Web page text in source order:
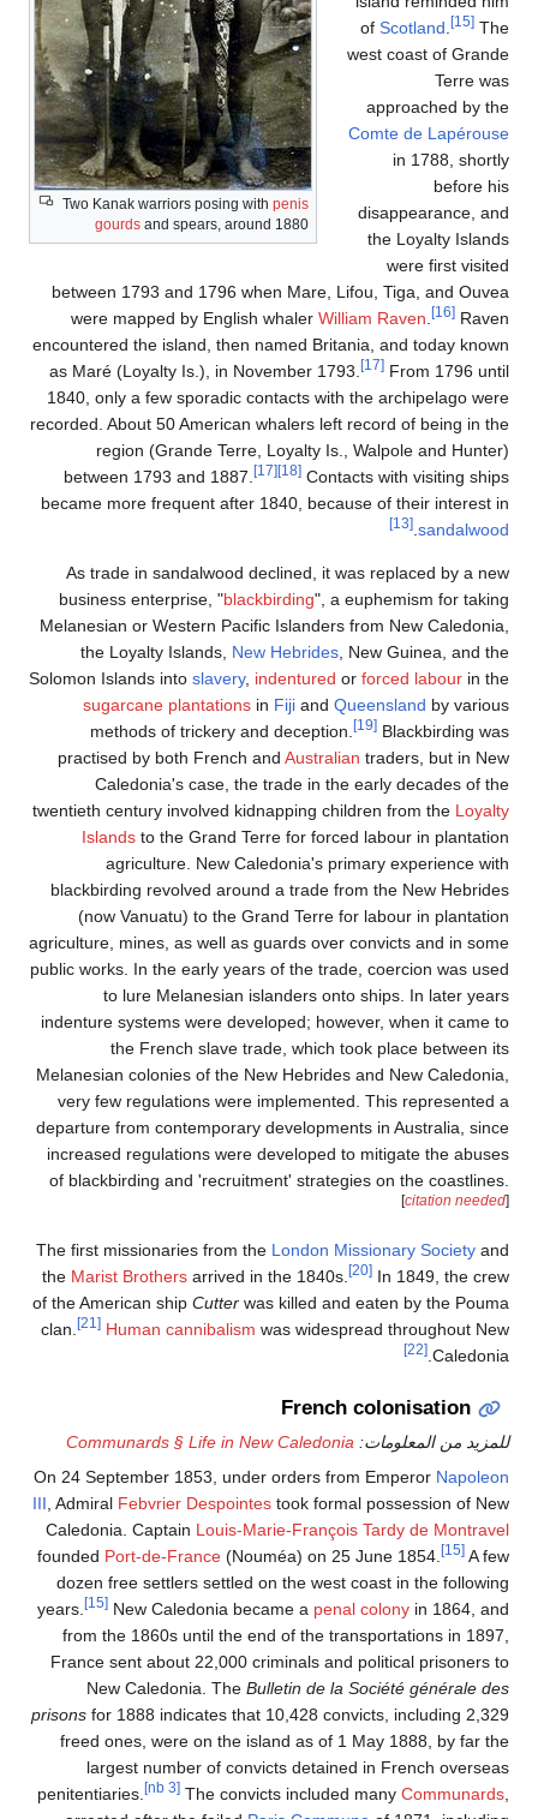
Two Kanak warriors posing withpenis
gourdsand spears, around 1880
ofScotland. [15]The
west coast of Grande
Terre was
approached by the
Comte de Lapérouse
in 1788, shortly
before his
disappearance, and
the Loyalty Islands
were first visited
between 1793 and 1796 when Mare, Lifou, Tiga, and Ouvea
were mapped by English whalerWilliam Raven. [16]Raven
encountered the island, then named Britania, and today known
as Maré (Loyalty Is.), in November 1793.
[17]From 1796 until
1840, only a few sporadic contacts with the archipelago were
recorded. About 50 American whalers left record of being in the
region (Grande Terre, Loyalty Is., Walpole and Hunter)
between 1793 and 1887.
[17] [18]Contacts with visiting ships
became more frequent after 1840, because of their interest in
sandalwood
.
As trade in sandalwood declined, it was replaced by a new
business enterprise, "blackbirding", a euphemism for taking
Melanesian or Western Pacific Islanders from New Caledonia,
the Loyalty Islands,New Hebrides , New Guinea, and the
Solomon Islands intoslavery ,indenturedorforced labourin the
sugarcane plantationsinFijiandQueenslandby various
methods of trickery and deception.
[19]Blackbirding was
practised by both French andAustraliantraders, but in New
Caledonia's case, the trade in the early decades of the
twentieth century involved kidnapping children from theLoyalty
Islandsto the Grand Terre for forced labour in plantation
agriculture. New Caledonia's primary experience with
blackbirding revolved around a trade from the New Hebrides
(now Vanuatu) to the Grand Terre for labour in plantation
agriculture, mines, as well as guards over convicts and in some
public works. In the early years of the trade, coercion was used
to lure Melanesian islanders onto ships. In later years
indenture systems were developed; however, when it came to
the French slave trade, which took place between its
Melanesian colonies of the New Hebrides and New Caledonia,
very few regulations were implemented. This represented a
departure from contemporary developments in Australia, since
increased regulations were developed to mitigate the abuses
of blackbirding and 'recruitment' strategies on the coastlines.
[citation needed
The first missionaries from theLondon Missionary Societyand
theMarist Brothersarrived in the 1840s. [20]In 1849, the crew
of the American shipCutterwas killed and eaten by the Pouma
clan.
[21] Human cannibalismwas widespread throughout New
Caledonia.
[22]
French colonisation
للمزيد من المعلومات:Communards § Life in New Caledonia
On 24 September 1853, under orders from EmperorNapoleon
III , AdmiralFebvrier Despointestook formal possession of New
Caledonia. Captain Louis-Marie-François Tardy de Montravel
foundedPort-de-France(Nouméa) on 25 June 1854. [15]A few
dozen free settlers settled on the west coast in the following
years.
[15]New Caledonia became apenal colonyin 1864, and
from the 1860s until the end of the transportations in 1897,
France sent about 22,000 criminals and political prisoners to
New Caledonia. TheBulletin de la Société générale des
prisonsfor 1888 indicates that 10,428 convicts, including 2,329
freed ones, were on the island as of 1 May 1888, by far the
largest number of convicts detained in French overseas
penitentiaries.
[nb 3]The convicts included manyCommunards